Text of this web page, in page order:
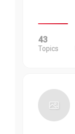
43
Topics